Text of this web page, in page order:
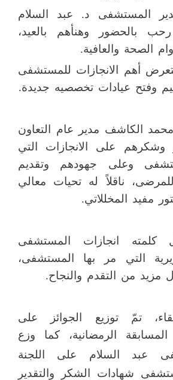
المستشفى د. عبد السلام
بالحضور وهنأهم بالعيد،
الصحة والعافية.
أهم الانجازات للمستشفى
وفتح عيادات تخصصيه جديدة.
الكاشف مدير عام التعاون
وشكرهم على الانجازات التي
وعلى جهودهم وتقديم
ناقلاً له تحيات معالي
مفيد المخللاتي.
كلمته انجازات المستشفى
التي مر بها المستشفى،
مزيد من التقدم والنجاح.
تمّ توزيع الجوائز على
الرمضانية، كما وزع
عبد السلام على اللجنة
شهادات الشكر والتقدير